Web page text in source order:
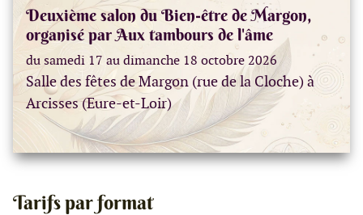
Deuxième salon du Bien-être de Margon,
organisé par Aux tambours de l'âme
du samedi 17 au dimanche 18 octobre 2026
Salle des fêtes de Margon (rue de la Cloche) à
Arcisses (Eure-et-Loir)
Tarifs par format